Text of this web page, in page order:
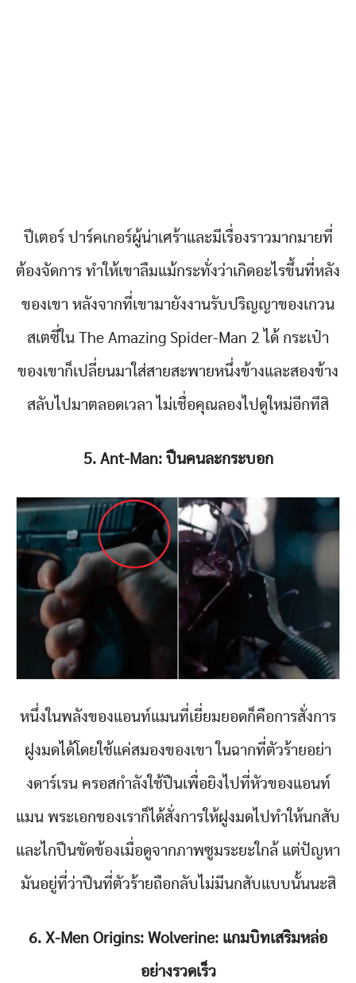
ปีเตอร์ ปาร์คเกอร์ผู้น่าเศร้าและมีเรื่องราวมากมายที่
ต้องจัดการ ทำให้เขาลืมแม้กระทั่งว่าเกิดอะไรขึ้นที่หลัง
ของเขา หลังจากที่เขามายังงานรับปริญญาของเกวน
สเตซี่ใน The Amazing Spider-Man 2 ได้ กระเป๋า
ของเขาก็เปลี่ยนมาใส่สายสะพายหนึ่งข้างและสองข้าง
สลับไปมาตลอดเวลา ไม่เชื่อคุณลองไปดูใหม่อีกทีสิ
5. Ant-Man: ปืนคนละกระบอก
หนึ่งในพลังของแอนท์แมนที่เยี่ยมยอดก็คือการสั่งการ
ฝูงมดได้โดยใช้แค่สมองของเขา ในฉากที่ตัวร้ายอย่า
งดาร์เรน ครอสกำลังใช้ปืนเพื่อยิงไปที่หัวของแอนท์
แมน พระเอกของเราก็ได้สั่งการให้ฝูงมดไปทำให้นกสับ
และไกปืนขัดข้องเมื่อดูจากภาพซูมระยะใกล้ แต่ปัญหา
มันอยู่ที่ว่าปืนที่ตัวร้ายถือกลับไม่มีนกสับแบบนั้นนะสิ
6. X-Men Origins: Wolverine: แกมบิทเสริมหล่อ
อย่างรวดเร็ว